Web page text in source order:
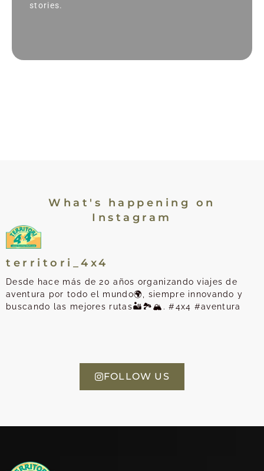
stories.
What's happening on
Instagram
territori_4x4
Desde hace más de 20 años organizando viajes de
aventura por todo el mundo🌍, siempre innovando y
buscando las mejores rutas🏜️🏞️🏔️. #4x4 #aventura
FOLLOW US